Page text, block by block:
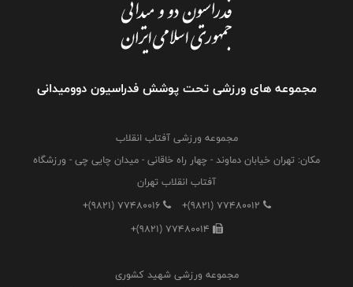
مجموعه های ورزشی تحت پوشش فدراسیون دوومیدانی
مجموعه ورزشی آفتاب انقلاب
مکان: تهران خیابان دماوند - چهار راه خاقانی - میدان چایی چی - ورزشگاه
آفتاب انقلاب تهران
+(9821) 77480012
+(9821) 77480016
+(9821) 77480014
مجموعه ورزشی شهید کشوری